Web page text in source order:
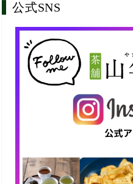
公式SNS